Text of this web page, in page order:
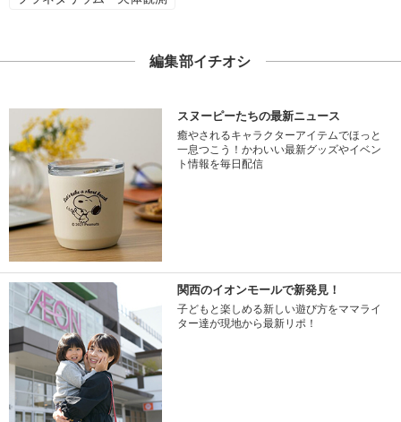
編集部イチオシ
スヌーピーたちの最新ニュース
癒やされるキャラクターアイテムでほっと
一息つこう！かわいい最新グッズやイベン
ト情報を毎日配信
関西のイオンモールで新発見！
子どもと楽しめる新しい遊び方をママライ
ター達が現地から最新リポ！